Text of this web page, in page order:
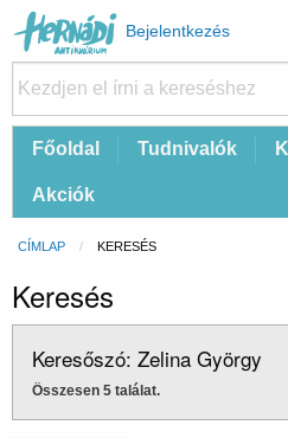
Felhasználói
fiók
menüje
Bejelentkezés
FőFőoldal Tudnivalók
Akciók
Morzsa
CÍMLAP CURRENT:
KERESÉS
Keresés
Keresőszó: Zelina György
Összesen 5 találat.